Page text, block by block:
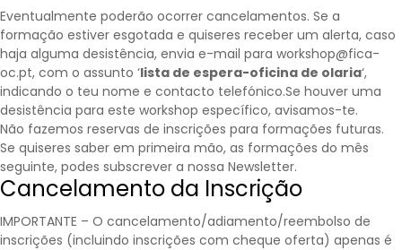
Eventualmente poderão ocorrer cancelamentos. Se a
formação estiver esgotada e quiseres receber um alerta, caso
haja alguma desistência, envia e-mail para workshop@fica-
oc.pt, com o assunto ‘lista de espera-oficina de olaria‘,
indicando o teu nome e contacto telefónico.Se houver uma
desistência para este workshop específico, avisamos-te.
Não fazemos reservas de inscrições para formações futuras.
Se quiseres saber em primeira mão, as formações do mês
seguinte, podes subscrever a nossa Newsletter.
Cancelamento da Inscrição
IMPORTANTE – O cancelamento/adiamento/reembolso de
inscrições (incluindo inscrições com cheque oferta) apenas é